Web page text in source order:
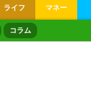
ライフ マネー
コラム